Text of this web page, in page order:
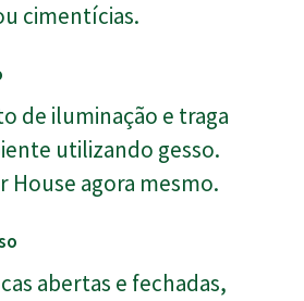
cimentícias.
de iluminação e traga
utilizando gesso.
House agora mesmo.
abertas e fechadas,